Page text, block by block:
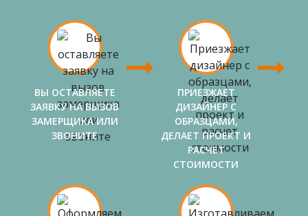
ВЫ ОСТАВЛЯЕТЕ
ЗАЯВКУ НА ВЫЗОВ
ЗАМЕРЩИКА ИЛИ
ЗВОНИТЕ
ПРИЕЗЖАЕТ
ДИЗАЙНЕР С
ОБРАЗЦАМИ,
ДЕЛАЕТ ПРОЕКТ И
РАСЧЕТ
СТОИМОСТИ